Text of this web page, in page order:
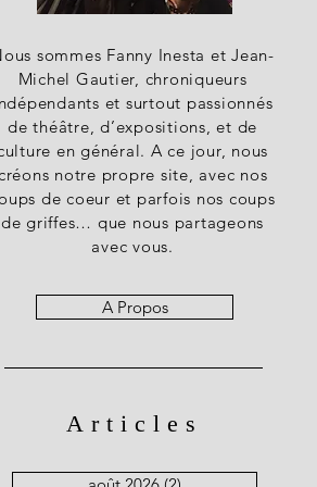
sommes Fanny Inesta et Jean-
Michel Gautier, chroniqueurs
et surtout passionnés
de théâtre, d’expositions, et de
en général. A ce jour, nous
notre propre site, avec nos
de coeur et parfois nos coups
de griffes… que nous partageons
avec vous.
A Propos
Articles